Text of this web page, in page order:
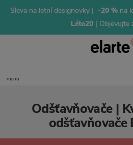
Sleva na letní designovky | -20 % na
Léto20 | Objevujte
menu
Odšťavňovače |
odšťavňovače